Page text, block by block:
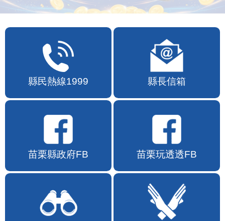
縣民熱線1999 縣長信箱
苗栗縣政府FB 苗栗玩透透FB